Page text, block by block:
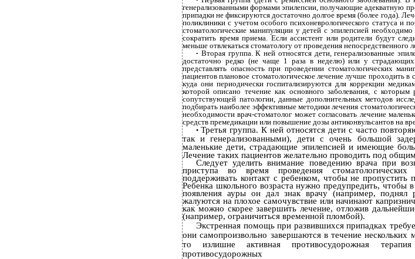
генерализованными формами эпилепсии, получающие адекватную
припадки не фиксируются достаточно долгое время (более года).
поликлиники с учетом особого психоневрологического статуса и
стоматологические манипуляции у детей с эпилепсией
сократить время приема. Если ассистент или родители будут
меньше отвлекаться стоматологу от проведения непосредственного
• Вторая группа. К ней относятся дети, генерализованные
достаточно редко (не чаще 1 раза в неделю) или у
представлять опасность при проведении стоматологических
пациентов плановое стоматологическое лечение лучше проходить в
куда они периодически госпитализируются для коррекции
которой описано течение как основного заболевания, с
сопутствующей патологии, данные дополнительных методов
подбирать наиболее эффективные методики лечения
необходимости врач-стоматолог может согласовать лечение
средств премедикации или повышение дозы антиконвульсантов на
• Третья группа. К ней относятся дети с часто
так и генерализованными), дети с очень большой
маленькие дети, страдающие эпилепсией и имеющие
Лечение таких пациентов желательно проводить под
Следует уделить внимание поведению врача при
приступа во время проведения
поддерживать контакт с ребенком, чтобы не пропустить
Ребенка школьного возраста нужно предупредить, чтобы
появления ауры он дал знак врачу (например, поднял
жалуются на плохое самочувствие или начинают
как можно скорее завершить лечение, отложив
(например, ограничиться временной пломбой).
Экстренная помощь при развившихся припадках
они самопроизвольно завершаются в течение
то излишне активная противосудорожная
противосудорожных